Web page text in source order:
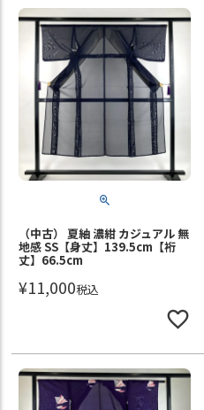
（中古） 夏紬 濃紺 カジュアル 無
地感 SS【身丈】139.5cm【裄
丈】66.5cm
¥11,000税込